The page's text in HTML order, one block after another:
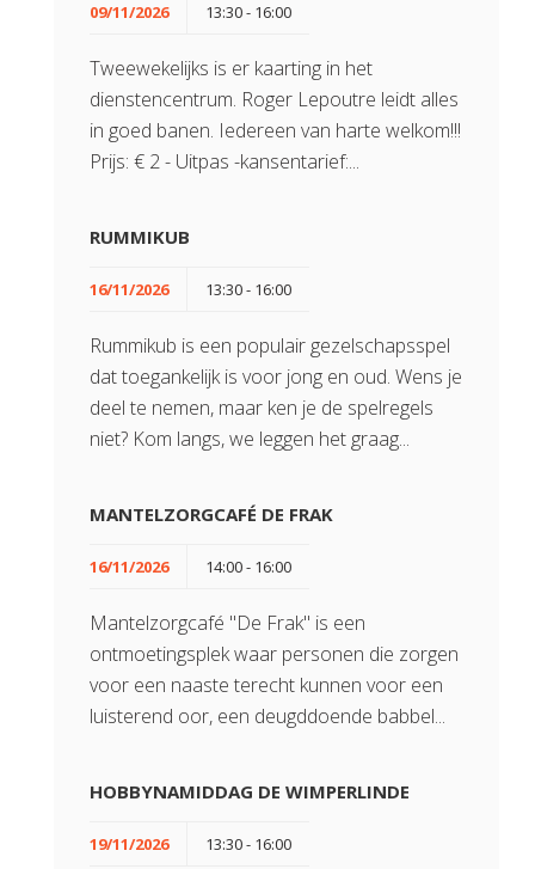
09/11/2026 13:30 - 16:00
Tweewekelijks is er kaarting in het
dienstencentrum. Roger Lepoutre leidt alles
in goed banen. Iedereen van harte welkom!!!
Prijs: € 2 - Uitpas -kansentarief:...
RUMMIKUB
16/11/2026 13:30 - 16:00
Rummikub is een populair gezelschapsspel
dat toegankelijk is voor jong en oud. Wens je
deel te nemen, maar ken je de spelregels
niet? Kom langs, we leggen het graag...
MANTELZORGCAFÉ DE FRAK
16/11/2026 14:00 - 16:00
Mantelzorgcafé "De Frak" is een
ontmoetingsplek waar personen die zorgen
voor een naaste terecht kunnen voor een
luisterend oor, een deugddoende babbel...
HOBBYNAMIDDAG DE WIMPERLINDE
19/11/2026 13:30 - 16:00